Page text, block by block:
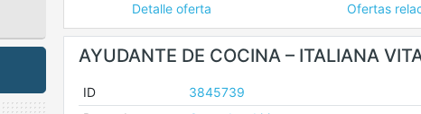
Detalle oferta Ofertas
AYUDANTE DE COCINA – ITALIANA
ID
3845739